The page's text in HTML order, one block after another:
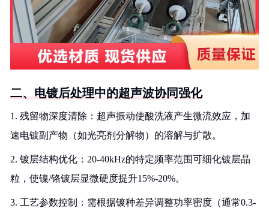
二、电镀后处理中的超声波协同强化
1. 残留物深度清除：超声振动使酸洗液产生微流效应，加
速电镀副产物（如光亮剂分解物）的溶解与扩散。
2. 镀层结构优化：20-40kHz的特定频率范围可细化镀层晶
粒，使镍/铬镀层显微硬度提升15%-20%。
3. 工艺参数控制：需根据镀种差异调整功率密度（通常0.3-